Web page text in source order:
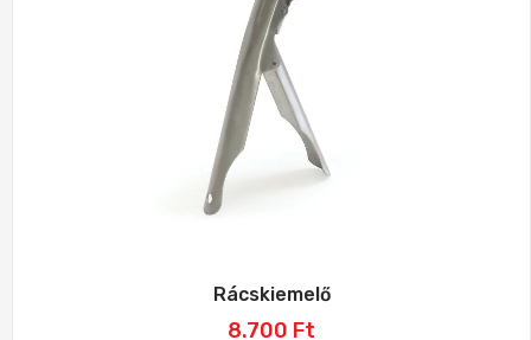
Rácskiemelő
8.700 Ft